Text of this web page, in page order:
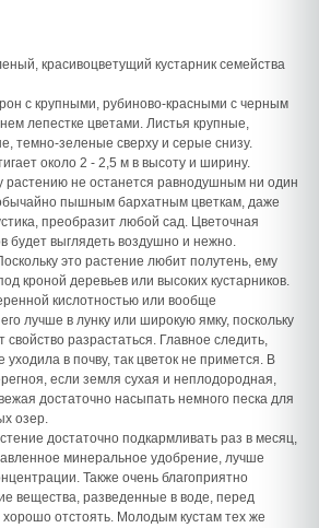
красивоцветущий кустарник семейства
с крупными, рубиново-красными с черным
лепестке цветами. Листья крупные,
темно-зеленые сверху и серые снизу.
около 2 - 2,5 м в высоту и ширину.
растению не останется равнодушным ни один
пышным бархатным цветкам, даже
преобразит любой сад. Цветочная
будет выглядеть воздушно и нежно.
это растение любит полутень, ему
кроной деревьев или высоких кустарников.
кислотностью или вообще
лучше в лунку или широкую ямку, поскольку
свойство разрастаться. Главное следить,
в почву, так цветок не примется. В
если земля сухая и неплодородная,
достаточно насыпать немного песка для
озер.
достаточно подкармливать раз в месяц,
минеральное удобрение, лучше
Также очень благоприятно
вещества, разведенные в воде, перед
отстоять. Молодым кустам тех же